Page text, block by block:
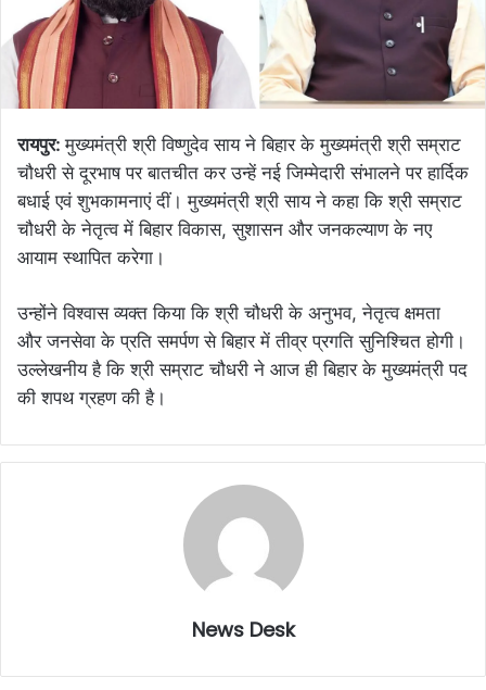
रायपुर:मुख्यमंत्री श्री विष्णुदेव साय ने बिहार के मुख्यमंत्री श्री सम्राट
चौधरी से दूरभाष पर बातचीत कर उन्हें नई जिम्मेदारी संभालने पर हार्दिक
बधाई एवं शुभकामनाएं दीं। मुख्यमंत्री श्री साय ने कहा कि श्री सम्राट
चौधरी के नेतृत्व में बिहार विकास, सुशासन और जनकल्याण के नए
आयाम स्थापित करेगा।
उन्होंने विश्वास व्यक्त किया कि श्री चौधरी के अनुभव, नेतृत्व क्षमता
और जनसेवा के प्रति समर्पण से बिहार में तीव्र प्रगति सुनिश्चित होगी।
उल्लेखनीय है कि श्री सम्राट चौधरी ने आज ही बिहार के मुख्यमंत्री पद
की शपथ ग्रहण की है।
News Desk